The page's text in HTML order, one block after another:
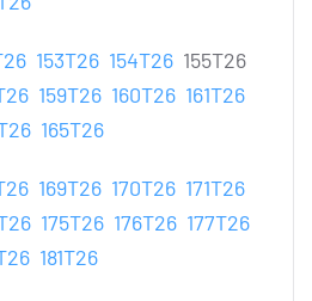
153T26 154T26 155T26
159T26 160T26 161T26
165T26
169T26 170T26 171T26
175T26 176T26 177T26
181T26